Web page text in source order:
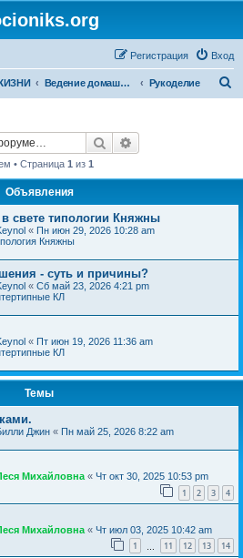
Вход
Регистрация
Ведение домашнего хозяйства Рукоделие
Поиск
• Страница 1 из 1
Объявления
свете типологии Княжны
« Пн июн 29, 2026 10:28 am
Княжны
- суть и причины?
« Сб май 23, 2026 4:21 pm
КЛ
« Пт июн 19, 2026 11:36 am
КЛ
Темы
Джин « Пн май 25, 2026 8:22 am
Михайловна « Чт окт 30, 2025 10:53 pm
1 2 3 4
Михайловна « Чт июл 03, 2025 10:42 am
1 11 12 13 14